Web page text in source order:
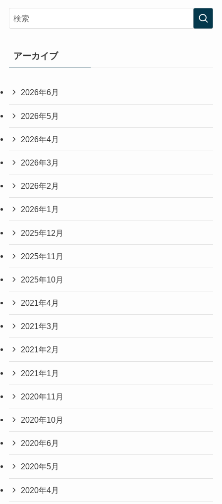
アーカイブ
2026年6月
2026年5月
2026年4月
2026年3月
2026年2月
2026年1月
2025年12月
2025年11月
2025年10月
2021年4月
2021年3月
2021年2月
2021年1月
2020年11月
2020年10月
2020年6月
2020年5月
2020年4月